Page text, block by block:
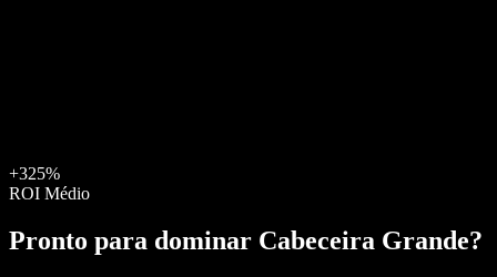
+325%
ROI Médio
Pronto para dominar Cabeceira Grande?